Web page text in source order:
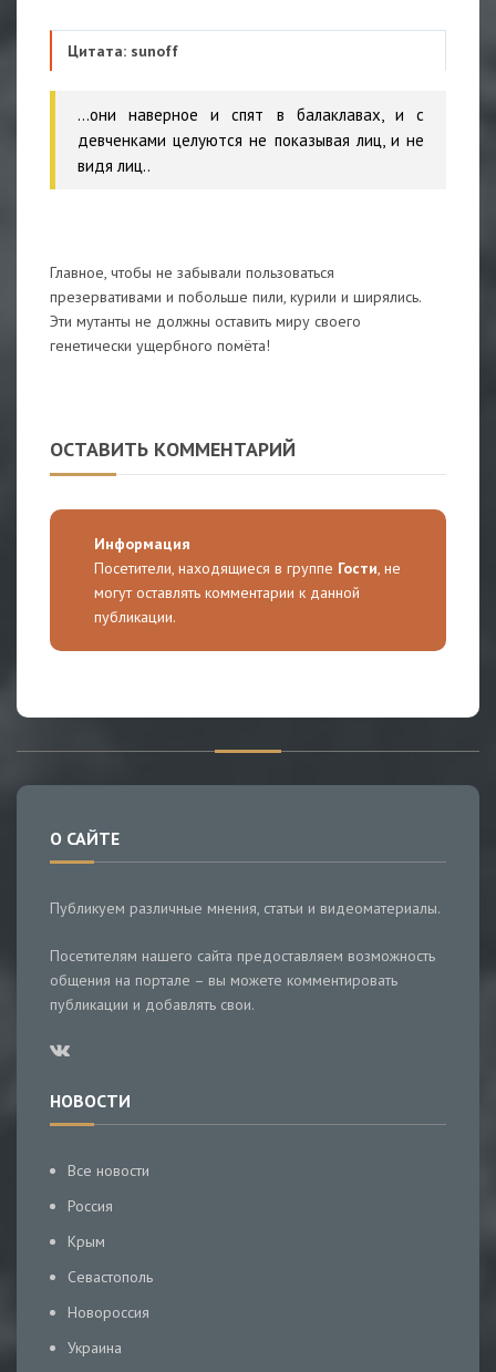
Цитата: sunoff
...они наверное и спят в балаклавах, и с
девченками целуются не показывая лиц, и не
видя лиц..
Главное, чтобы не забывали пользоваться
презервативами и побольше пили, курили и ширялись.
Эти мутанты не должны оставить миру своего
генетически ущербного помёта!
ОСТАВИТЬ КОММЕНТАРИЙ
Информация
Посетители, находящиеся в группе Гости, не
могут оставлять комментарии к данной
публикации.
О САЙТЕ
Публикуем различные мнения, статьи и видеоматериалы.
Посетителям нашего сайта предоставляем возможность
общения на портале – вы можете комментировать
публикации и добавлять свои.
НОВОСТИ
Все новости
Россия
Крым
Севастополь
Новороссия
Украина